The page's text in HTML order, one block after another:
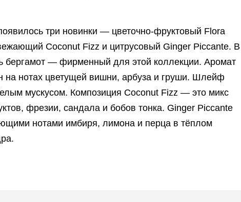
три новинки — цветочно-фруктовый Flora
Coconut Fizz и цитрусовый Ginger Piccante. В
бергамот — фирменный для этой коллекции. Аромат
на нотах цветущей вишни, арбуза и груши. Шлейф
мускусом. Композиция Coconut Fizz — это микс
фрезии, сандала и бобов тонка. Ginger Piccante
нотами имбиря, лимона и перца в тёплом